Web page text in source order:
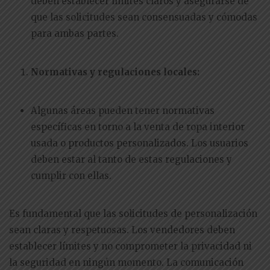
que las solicitudes sean consensuadas y cómodas
para ambas partes.
Normativas y regulaciones locales:
Algunas áreas pueden tener normativas
específicas en torno a la venta de ropa interior
usada o productos personalizados. Los usuarios
deben estar al tanto de estas regulaciones y
cumplir con ellas.
Es fundamental que las solicitudes de personalización
sean claras y respetuosas. Los vendedores deben
establecer límites y no comprometer la privacidad ni
la seguridad en ningún momento. La comunicación